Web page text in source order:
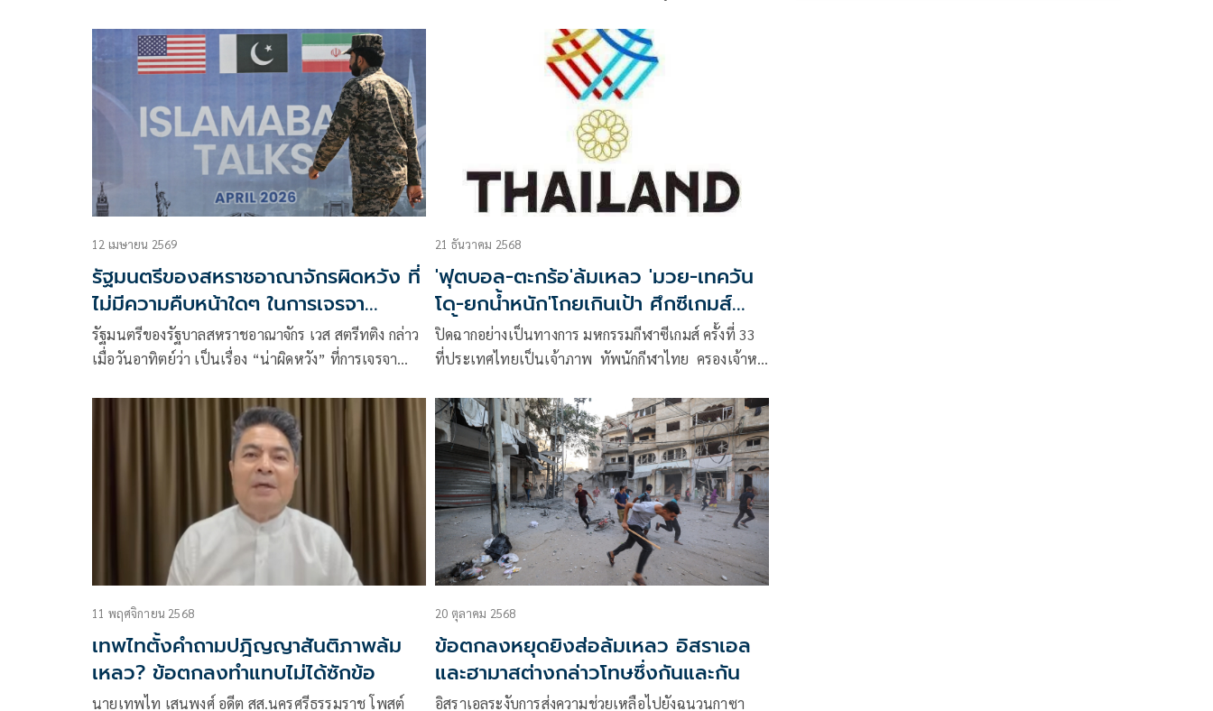
ชอบน้อยกว่าจำนวนขั้นต่ำที่กำหนดไว้
12 เมษายน 2569
รัฐมนตรีของสหราชอาณาจักรผิดหวัง ที่
ไม่มีความคืบหน้าใดๆ ในการเจรจา
สงครามกับอิหร่าน
รัฐมนตรีของรัฐบาลสหราชอาณาจักร เวส สตรีทติง กล่าว
เมื่อวันอาทิตย์ว่า เป็นเรื่อง “น่าผิดหวัง” ที่การเจรจา
ชะงักลง พร้อมเสริมว่า ความเห็นของประธานาธิบดีโดนั
ลด์ ทรัมป์ บนโซเชียลมีเดียก่อนหน้านี้เป็นเรื่อง “ผิด
21 ธันวาคม 2568
'ฟุตบอล-ตะกร้อ'ล้มเหลว 'มวย-เทควัน
โด-ยกน้ำหนัก'โกยเกินเป้า ศึกซีเกมส์
คร้ั้ง33
ปิดฉากอย่างเป็นทางการ มหกรรมกีฬาซีเกมส์ ครั้งที่ 33
ที่ประเทศไทยเป็นเจ้าภาพ ทัพนักกีฬาไทย ครองเจ้าห
ทองจะเข้าเป้าตามโพลมีทเดอะเพรสซีเกมส์2025 ที่ปัก
ธงไว้ 241 เหรียญทอง 8 สมาคมผลงานน่าผิดหวังต่ำกว่า
เป้าสุดๆ “ฟุตบอล “ผลงานล้มเหลวโดยสิ้นเชิง ตั้งเป้า
เหมา 4 ทอง วืดหมด “ตะกร้อ” เป้ากวาด 11 ทอง ได้แค่
6 ทอง ขณะที่ 18 กีฬาผลงานทะลุเป้า “เทควันโด-มวย
สากล -มวยไทย-ยูยิตสู-ยกน้ำหนัก-จักรยาน”กลายเป็น
พระเอกโกยทองเป็นกอบเป็นกำ ช่วยทัพไทยเจ้าทองทิ้ง
ห่างอันดับ 2 อินโดนีเซีย คว้าไป 91 ทอง ส่วนอันดับ 3
11 พฤศจิกายน 2568
เทพไทตั้งคำถามปฎิญญาสันติภาพล้ม
เหลว? ข้อตกลงทำแทบไม่ได้ซักข้อ
นายเทพไท เสนพงศ์ อดีต สส.นครศรีธรรมราช โพสต์
20 ตุลาคม 2568
ข้อตกลงหยุดยิงส่อล้มเหลว อิสราเอล
และฮามาสต่างกล่าวโทษซึ่งกันและกัน
อิสราเอลระงับการส่งความช่วยเหลือไปยังฉนวนกาซา